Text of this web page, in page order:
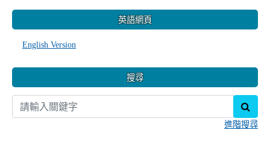
英語網頁
English Version
搜尋
進階搜尋